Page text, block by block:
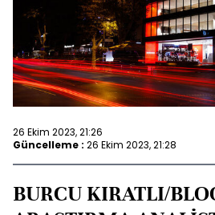
26 Ekim 2023, 21:26
Güncelleme : 26 Ekim 2023, 21:28
BURCU KIRATLI/